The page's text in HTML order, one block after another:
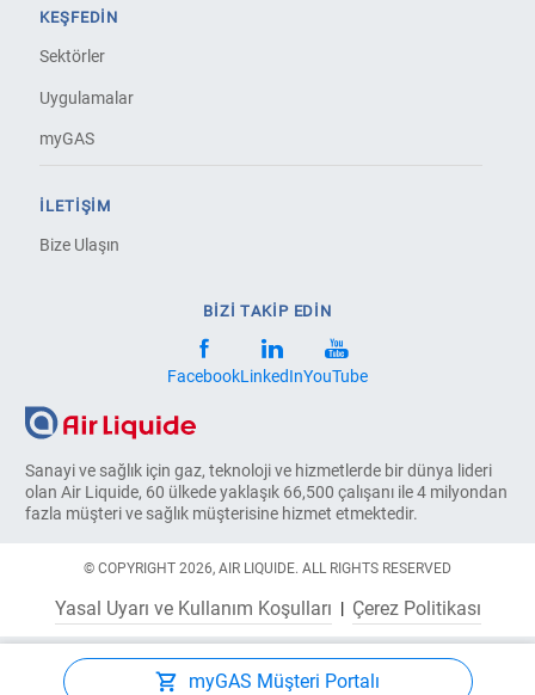
myGAS Müşteri Portalı
Sanayi ve sağlık için gaz, teknoloji ve hizmetlerde bir dünya lideri
olan Air Liquide, 60 ülkede yaklaşık 66,500 çalışanı ile 4 milyondan
fazla müşteri ve sağlık müşterisine hizmet etmektedir.
KEŞFEDIN
Sektörler
Uygulamalar
myGAS
İLETIŞIM
Bize Ulaşın
BİZİ TAKİP EDİN
FacebookLinkedInYouTube
© COPYRIGHT 2026, AIR LIQUIDE. ALL RIGHTS RESERVED
Yasal Uyarı ve Kullanım Koşulları Çerez Politikası